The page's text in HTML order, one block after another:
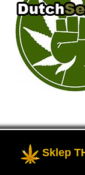
blogu,
Sklep